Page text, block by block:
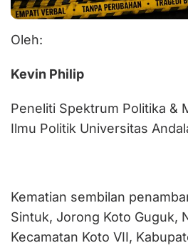
Oleh:
Kevin Philip
Peneliti Spektrum Politika &
Ilmu Politik Universitas
Kematian sembilan
Sintuk, Jorong Koto Guguk,
Kecamatan Koto VII,